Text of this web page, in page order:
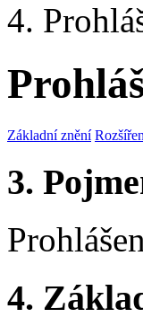
Základní znění
3.
4.